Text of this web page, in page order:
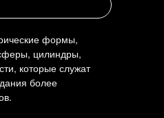
формы,
цилиндры,
которые служат
более